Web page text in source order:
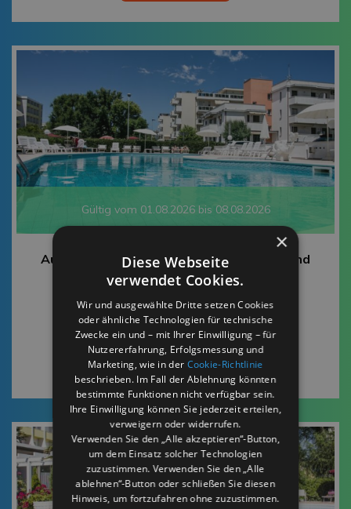
Gültig vom 01.08.2026 bis 08.08.2026
Augustangebot in Rimini: Hotel mit Pool und
inklusive Strandservice
Park Hotel Serena
Siehe Detail
×
Diese Webseite
verwendet Cookies.
Wir und ausgewählte Dritte setzen Cookies
oder ähnliche Technologien für technische
Zwecke ein und – mit Ihrer Einwilligung – für
Nutzererfahrung, Erfolgsmessung und
Marketing, wie in der Cookie-Richtlinie
beschrieben. Im Fall der Ablehnung könnten
bestimmte Funktionen nicht verfügbar sein.
Ihre Einwilligung können Sie jederzeit erteilen,
verweigern oder widerrufen.
Verwenden Sie den „Alle akzeptieren“-Button,
um dem Einsatz solcher Technologien
zuzustimmen. Verwenden Sie den „Alle
ablehnen“-Button oder schließen Sie diesen
Hinweis, um fortzufahren ohne zuzustimmen.